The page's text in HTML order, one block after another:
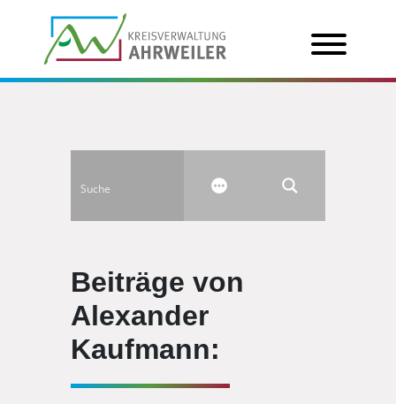
Beiträge von
Alexander
Kaufmann: